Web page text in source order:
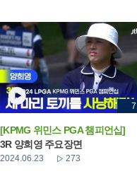
[KPMG 위민스 PGA 챔피언십]
3R 양희영 주요장면
2024.06.23 273